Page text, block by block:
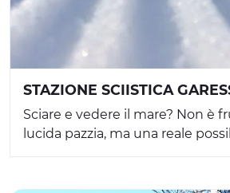
STAZIONE SCIISTICA
Sciare e vedere il mare? Non è
lucida pazzia, ma una reale